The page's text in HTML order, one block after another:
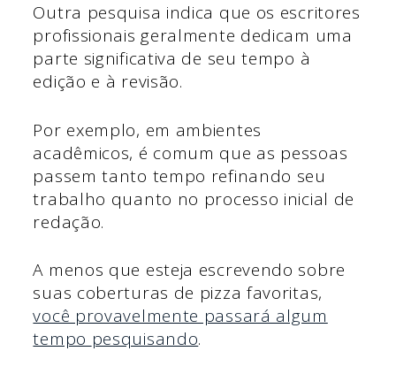
Outra pesquisa indica que os escritores
profissionais geralmente dedicam uma
parte significativa de seu tempo à
edição e à revisão.
Por exemplo, em ambientes
acadêmicos, é comum que as pessoas
passem tanto tempo refinando seu
trabalho quanto no processo inicial de
redação.
A menos que esteja escrevendo sobre
suas coberturas de pizza favoritas,
você provavelmente passará algum
tempo pesquisando.